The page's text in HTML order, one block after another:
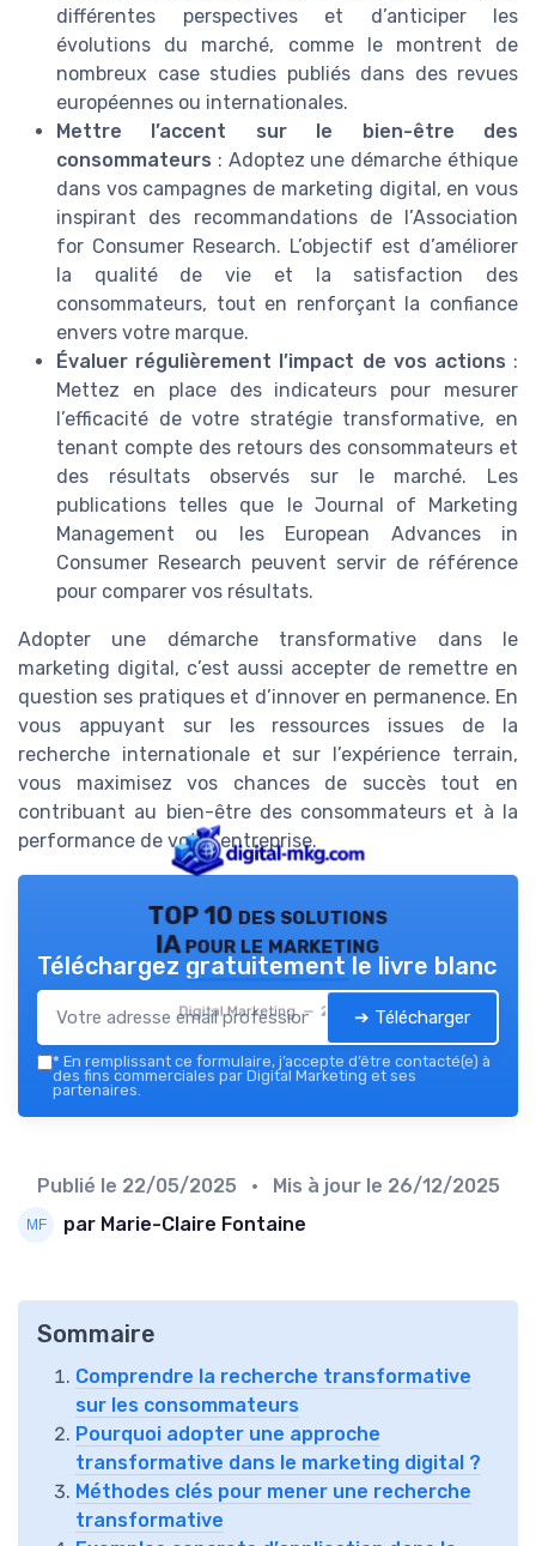
différentes perspectives et d’anticiper les
évolutions du marché, comme le montrent de
nombreux case studies publiés dans des revues
européennes ou internationales.
Mettre l’accent sur le bien-être des
consommateurs : Adoptez une démarche éthique
dans vos campagnes de marketing digital, en vous
inspirant des recommandations de l’Association
for Consumer Research. L’objectif est d’améliorer
la qualité de vie et la satisfaction des
consommateurs, tout en renforçant la confiance
envers votre marque.
Évaluer régulièrement l’impact de vos actions :
Mettez en place des indicateurs pour mesurer
l’efficacité de votre stratégie transformative, en
tenant compte des retours des consommateurs et
des résultats observés sur le marché. Les
publications telles que le Journal of Marketing
Management ou les European Advances in
Consumer Research peuvent servir de référence
pour comparer vos résultats.
Adopter une démarche transformative dans le
marketing digital, c’est aussi accepter de remettre en
question ses pratiques et d’innover en permanence. En
vous appuyant sur les ressources issues de la
recherche internationale et sur l’expérience terrain,
vous maximisez vos chances de succès tout en
contribuant au bien-être des consommateurs et à la
performance de votre entreprise.
TOP 10 des solutions
IA pour le marketing
Digital Marketing — 2026
Téléchargez gratuitement le livre blanc
➔ Télécharger
* En remplissant ce formulaire, j’accepte d’être contacté(e) à
des fins commerciales par Digital Marketing et ses
partenaires.
Publié le 22/05/2025 • Mis à jour le 26/12/2025
par Marie-Claire Fontaine
Sommaire
Comprendre la recherche transformative
sur les consommateurs
Pourquoi adopter une approche
transformative dans le marketing digital ?
Méthodes clés pour mener une recherche
transformative